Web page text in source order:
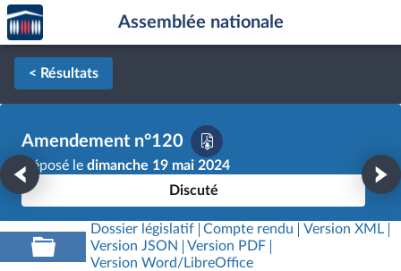
Aller au contenu
Aller en bas de la page
Accèder
à la
page
d'accueil
Assemblée nationale
< Résultats
Amendement n°120
Déposé le dimanche 19 mai 2024
Discuté
Dossier législatif Compte rendu
Version XML
Version JSON
Version PDF
Version Word/LibreOffice